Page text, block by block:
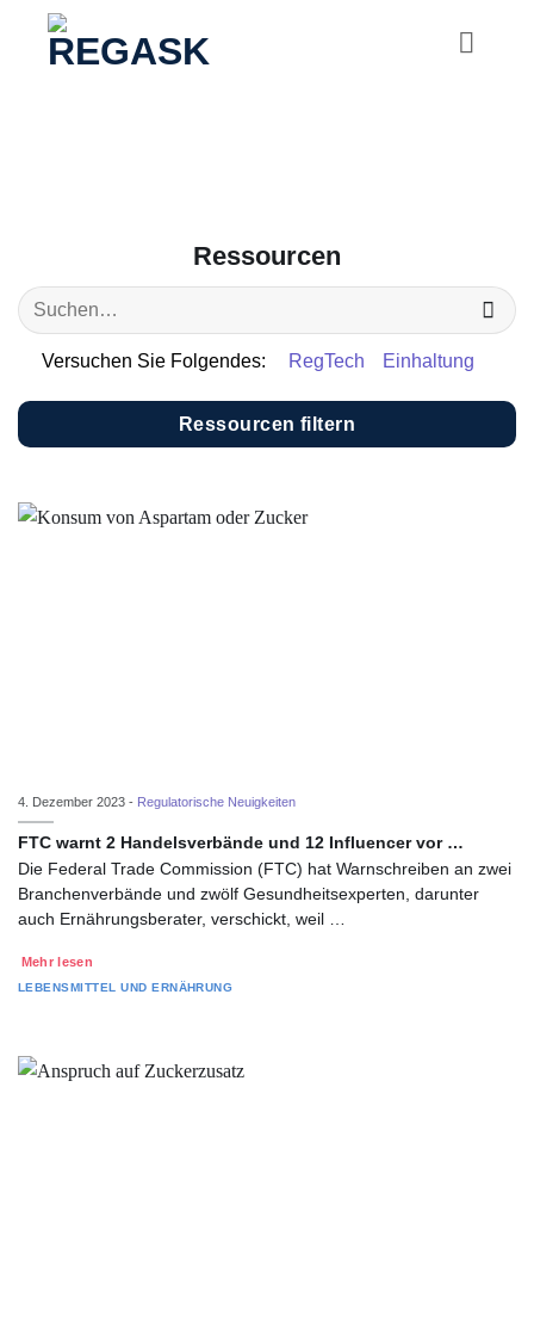
Ressourcen
Versuchen Sie Folgendes: RegTech Einhaltung
Ressourcen filtern
4. Dezember 2023 - Regulatorische Neuigkeiten
FTC warnt 2 Handelsverbände und 12 Influencer vor …
Die Federal Trade Commission (FTC) hat Warnschreiben an zwei
Branchenverbände und zwölf Gesundheitsexperten, darunter
auch Ernährungsberater, verschickt, weil …
Mehr lesen
LEBENSMITTEL UND ERNÄHRUNG